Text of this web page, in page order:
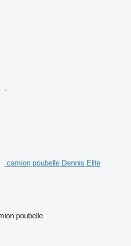
camion poubelle Dennis Elite
poubelle